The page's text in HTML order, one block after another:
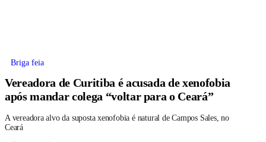
Briga feia
Vereadora de Curitiba é acusada de xenofobia
após mandar colega “voltar para o Ceará”
A vereadora alvo da suposta xenofobia é natural de Campos Sales, no
Ceará